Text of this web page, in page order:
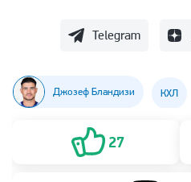
Telegram
Джозеф Бландизи КХЛ
27